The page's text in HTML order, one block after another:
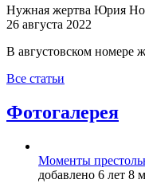
Нужная жертва Юрия
26 августа 2022
В августовском номере
Все статьи
Фотогалерея
Моменты
добавлено 6 лет 8